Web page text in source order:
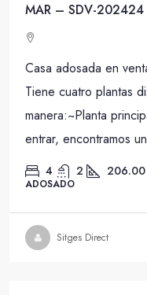
MAR – SDV-202424
Casa adosada en
Tiene cuatro plantas
manera:~Planta
entrar, encontramos
4 2 206.00
ADOSADO
Sitges Direct